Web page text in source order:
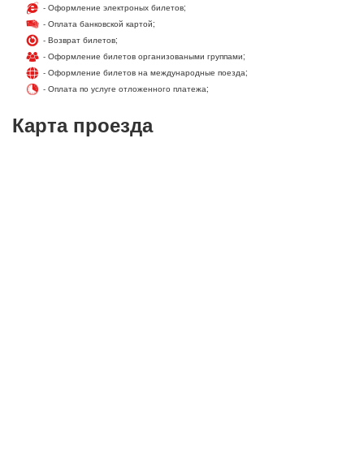
- Оформление электроных билетов;
- Оплата банковской картой;
- Возврат билетов;
- Оформление билетов организоваными группами;
- Оформление билетов на международные поезда;
- Оплата по услуге отложенного платежа;
Карта проезда